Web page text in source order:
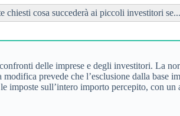
chiesti cosa succederà ai piccoli investitori
delle imprese e degli investitori. La
prevede che l’esclusione dalla base
sull’intero importo percepito, con un